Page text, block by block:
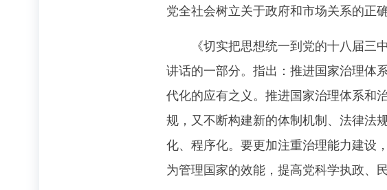
党全社会树立关于政府和市场关系的正
《切实把思想统一到党的十八届三中
讲话的一部分。指出：推进国家治理体
代化的应有之义。推进国家治理体系和
规，又不断构建新的体制机制、法律法
化、程序化。要更加注重治理能力建设
为管理国家的效能，提高党科学执政、